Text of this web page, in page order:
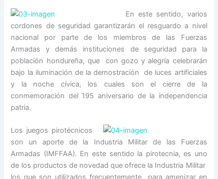
En este sentido, varios
cordones de seguridad garantizarán el resguardo a nivel
nacional por parte de los miembros de las Fuerzas
Armadas y demás instituciones de seguridad para la
población hondureña, que con gozo y alegría celebrarán
bajo la iluminación de la demostración de luces artificiales
y la noche cívica, los cuales son el cierre de la
conmemoración del 195 aniversario de la independencia
patria.
Los juegos pirotécnicos
son un aporte de la Industria Militar de las Fuerzas
Armadas (IMFFAA). En este sentido la pirotecnia, es uno
de los productos de novedad que ofrece la Industria Militar
los que son utilizados frecuentemente para amenizar en